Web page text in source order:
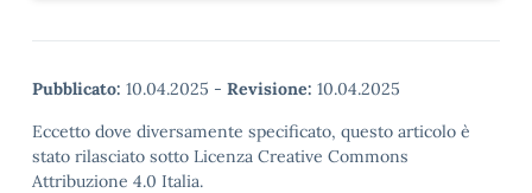
Pubblicato: 10.04.2025 - Revisione: 10.04.2025
Eccetto dove diversamente specificato, questo articolo è
stato rilasciato sotto Licenza Creative Commons
Attribuzione 4.0 Italia.